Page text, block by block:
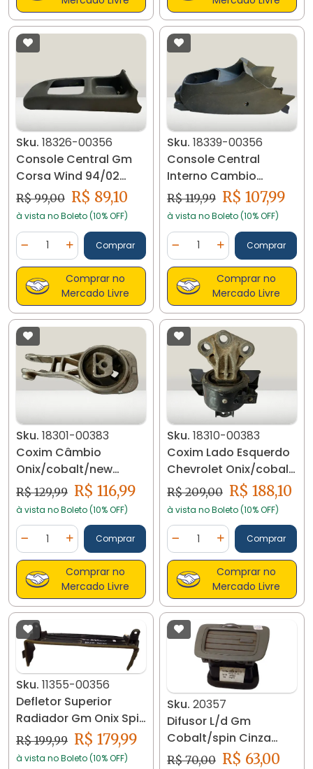
Sku. 18326-00356
Console Central Gm
Corsa Wind 94/02
18326
R$ 99,00 R$ 89,10
à vista no Boleto (10% OFF)
Diminuir Quantidade
Quantidade
Adicionar Quantidade
Comprar
Comprar no
Mercado Livre
Sku. 18339-00356
Console Central
Interno Cambio
Cobalt 2013/15 18339
R$ 119,99 R$ 107,99
à vista no Boleto (10% OFF)
Diminuir Quantidade
Quantidade
AdicionarComprar
Comprar no
Mercado Livre
Sku. 18301-00383
Coxim Câmbio
Onix/cobalt/new
Prisma/spin/sonic
18301
R$ 129,99 R$ 116,99
à vista no Boleto (10% OFF)
Diminuir Quantidade
Quantidade
Adicionar Quantidade
Comprar
Comprar no
Mercado Livre
Sku. 18310-00383
Coxim Lado Esquerdo
Chevrolet Onix/cobalt
1.4 2013/20 18310
R$ 209,00 R$ 188,10
à vista no Boleto (10% OFF)
Diminuir Quantidade
Quantidade
AdicionarComprar
Comprar no
Mercado Livre
Sku. 11355-00356
Defletor Superior
Radiador Gm Onix Spin
52056765 11355
R$ 199,99 R$ 179,99
à vista no Boleto (10% OFF)
Sku. 20357
Difusor L/d Gm
Cobalt/spin Cinza
Claro 20357
R$ 70,00 R$ 63,00